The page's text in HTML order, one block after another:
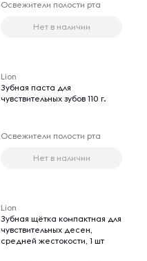
Освежители полости рта
Нет в наличии
Lion
Зубная паста для
чувствительных зубов 110 г.
Освежители полости рта
Нет в наличии
Lion
Зубная щётка компактная для
чувствительных десен,
средней жестокости, 1 шт